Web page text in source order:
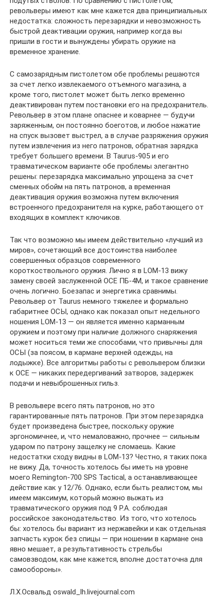
револьверы имеют как мне кажется два принципиальных
недостатка: сложность перезарядки и невозможность
быстрой деактивации оружия, например когда вы
пришли в гости и вынуждены убирать оружие на
временное хранение.
С самозарядным пистолетом обе проблемы решаются
за счет легко извлекаемого отъемного магазина, а
кроме того, пистолет может быть легко временно
деактивирован путем постановки его на предохранитель.
Револьвер в этом плане опаснее и коварнее — будучи
заряженным, он постоянно боеготов, и любое нажатие
на спуск вызовет выстрел, а в случае разряжения оружия
путем извлечения из него патронов, обратная зарядка
требует большего времени. В Taurus-905 и его
травматическом варианте обе проблемы элегантно
решены: перезарядка максимально упрощена за счет
сменных обойм на пять патронов, а временная
деактивация оружия возможна путем включения
встроенного предохранителя на курке, работающего от
входящих в комплект ключиков.
Так что возможно мы имеем действительно «лучший из
миров», сочетающий все достоинства наиболее
совершенных образцов современного
короткоствольного оружия. Лично я в LOM-13 вижу
замену своей заслуженной ОСЕ ПБ-4М, и такое сравнение
очень логично. Боезапас и энергетика сравнимы.
Револьвер от Taurus немного тяжелее и формально
габаритнее ОСЫ, однако как показал опыт недельного
ношения LOM-13 — он является именно карманным
оружием и поэтому при наличие должного снаряжения
может носиться теми же способами, что привычны для
ОСЫ (за поясом, в кармане верхней одежды, на
лодыжке). Все алгоритмы работы с револьвером близки
к ОСЕ — никаких передергиваний затворов, задержек
подачи и невыброшенных гильз.
В револьвере всего пять патронов, но это
гарантированные пять патронов. При этом перезарядка
будет произведена быстрее, поскольку оружие
эргономичнее, и, что немаловажно, прочнее — сильным
ударом по патрону защелку не сломаешь. Какие
недостатки сходу видны в LOM-13? Честно, я таких пока
не вижу. Да, точность хотелось бы иметь на уровне
моего Remington-700 SPS Tactical, а останавливающее
действие как у 12/76. Однако, если быть реалистом, мы
имеем максимум, который можно выжать из
травматического оружия под 9 P.A. соблюдая
российское законодательство. Из того, что хотелось
бы: хотелось бы вариант из нержавейки и как отдельная
запчасть курок без спицы — при ношении в кармане она
явно мешает, а результативность стрельбы
самовзводом, как мне кажется, вполне достаточна для
самообороны».
Л.Х.Освальд oswald_lh.livejournal.com